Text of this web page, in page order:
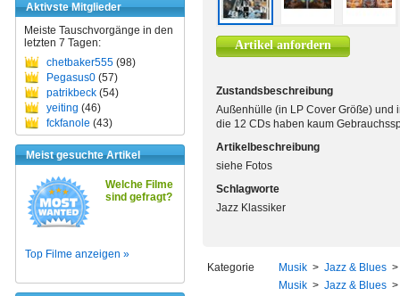
Aktivste Mitglieder
Meiste Tauschvorgänge in den
letzten 7 Tagen:
chetbaker555 (98)
Pegasus0 (57)
patrikbeck (54)
yeiting (46)
fckfanole (43)
Meist gesuchte Artikel
Welche Filme
sind gefragt?
Top Filme anzeigen »
Artikel anfordern
Zustandsbeschreibung
Außenhülle (in LP Cover Größe) und
die 12 CDs haben kaum
Artikelbeschreibung
siehe Fotos
Schlagworte
Jazz Klassiker
Kategorie Musik > Jazz & Blues
Musik > Jazz & Blues